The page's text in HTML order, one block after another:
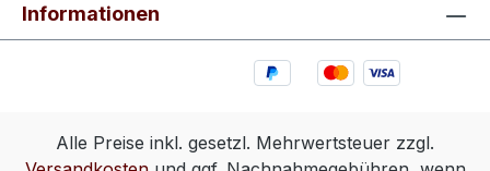
Informationen
Alle Preise inkl. gesetzl. Mehrwertsteuer zzgl.